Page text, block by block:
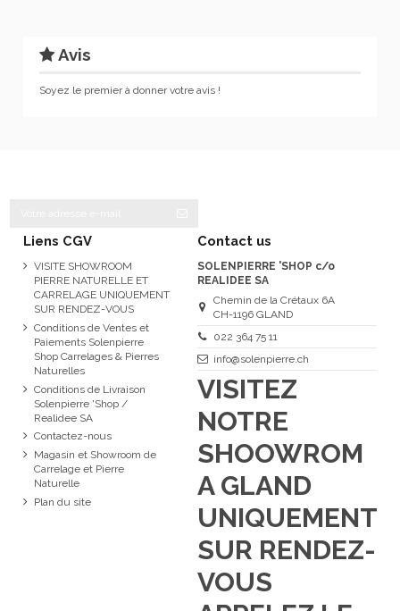
Avis
Soyez le premier à donner votre avis !
Liens CGV
VISITE SHOWROOM
PIERRE NATURELLE ET
CARRELAGE UNIQUEMENT
SUR RENDEZ-VOUS
Conditions de Ventes et
Paiements Solenpierre
Shop Carrelages & Pierres
Naturelles
Conditions de Livraison
Solenpierre 'Shop /
Realidee SA
Contactez-nous
Magasin et Showroom de
Carrelage et Pierre
Naturelle
Plan du site
Contact us
SOLENPIERRE 'SHOP c/o
REALIDEE SA
Chemin de la Crétaux 6A
CH-1196 GLAND
022 364 75 11
info@solenpierre.ch
VISITEZ
NOTRE
SHOOWROM
A GLAND
UNIQUEMENT
SUR RENDEZ-
VOUS